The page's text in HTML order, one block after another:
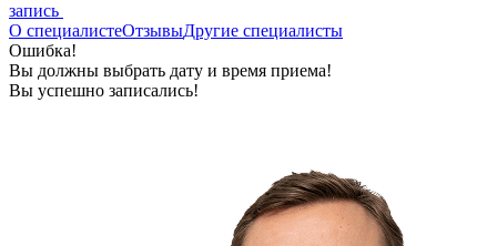
запись
О специалистеОтзывыДругие специалисты
Ошибка!
Вы должны выбрать дату и время приема!
Вы успешно записались!